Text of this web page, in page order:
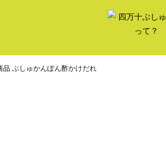
品 ぶしゅかんぽん酢かけだれ